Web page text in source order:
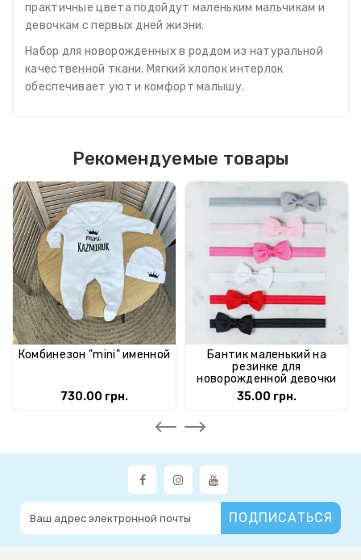
практичные цвета подойдут маленьким мальчикам и
девочкам с первых дней жизни.
Набор для новорожденных в роддом из натуральной
качественной ткани. Мягкий хлопок интерлок
обеспечивает уют и комфорт малышу.
Рекомендуемые товары
Комбинезон "mini" именной
730.00 грн.
Бантик маленький на
резинке для
новорожденной девочки
35.00 грн.
ПОДПИСАТЬСЯ